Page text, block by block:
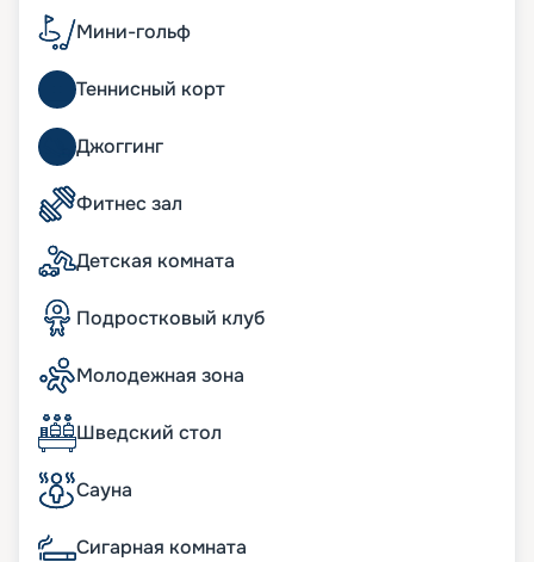
города не даст заскучать, что подтверждают
восторженные отзывы туристов. Шоу мирового
класса в Strand Theatre, игра на удачу в Royal
Palm Casino, дискотеки в Club 33 Disco обрадуют
вы мечтаете о тихом любовании природой, то
вас ждут удобные шезлонги на палубе.
Восстановить силы помогут спа-комплекс Aurea
Spa и Wellness-центр. Также к услугам
фитнес-зал, сауна, джакузи, 4D-кинотеатр – и
путешественников обустроены интереснейшие
игровые зоны, подростковые клубы, бассейн,
водяные горки.
Вы можете купить путевку на нашем сайте
расписание туров, маршруты на 2026 - 2027 г.,
схема размещения и описание кают, цена
путевки, фото интерьеров. Если у вас появились
вопросы, опытные консультанты с
бронирования позвонит вам выбрать самые
Мини-гольф
Теннисный корт
Джоггинг
Фитнес зал
Детская комната
Подростковый клуб
Молодежная зона
Шведский стол
Сауна
Сигарная комната